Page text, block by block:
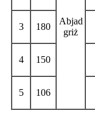
Abjad
griż
3 180
4 150
5 106